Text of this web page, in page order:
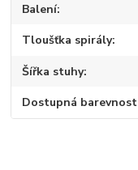
Balení
Tloušťka spirály
Šířka stuhy
Dostupná barevnost